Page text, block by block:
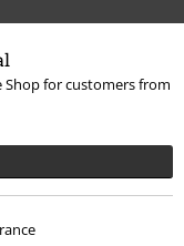
Shop for customers from